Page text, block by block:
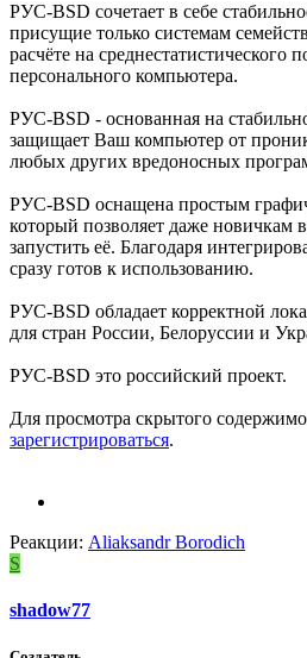
РУС-BSD сочетает в себе
присущие только системам
расчёте на среднестатистического
персонального компьютера.
РУС-BSD - основанная на
защищает Ваш компьютер от
любых других вредоносных
РУС-BSD оснащена простым
который позволяет даже новичкам
запустить её. Благодаря
сразу готов к использованию.
РУС-BSD обладает корректной
для стран России, Белоруссии и
РУС-BSD это российский проект.
Для просмотра скрытого
зарегистрироваться.
Реакции: Aliaksandr Borodich
S
shadow77